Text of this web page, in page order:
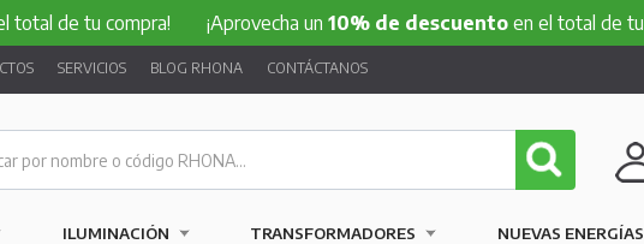
compra! ¡Aprovecha un10% de descuentoen el total de tu compra!
SERVICIOS BLOG RHONA CONTÁCTANOS
ILUMINACIÓN TRANSFORMADORES NUEVAS ENERGÍAS